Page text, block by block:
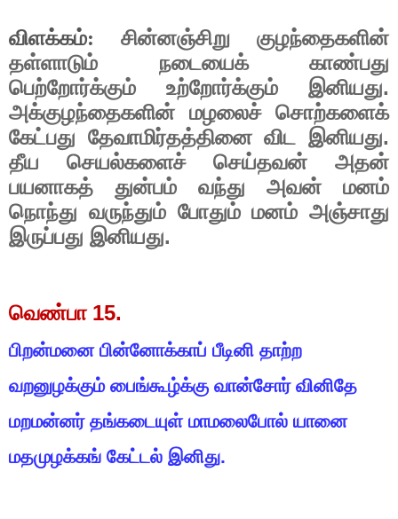
விளக்கம்: சின்னஞ்சிறு
குழந்தைகளின்
தள்ளாடும்
நடையைக்
காண்பது
பெற்றோர்க்கும்
உற்றோர்க்கும் இனியது.
அக்குழந்தைகளின் மழலைச் சொற்களைக்
கேட்பது தேவாமிர்தத்தினை விட இனியது.
தீய செயல்களைச் செய்தவன்
அதன்
பயனாகத்
துன்பம் வந்து அவன்
மனம்
நொந்து வருந்தும் போதும் மனம் அஞ்சாது
இருப்பது இனியது.
வெண்பா 15.
பிறன்மனை பின்னோக்காப் பீடினி தாற்ற
வறனுழக்கும் பைங்கூழ்க்கு வான்சோர் வினிதே
மறமன்னர் தங்கடையுள் மாமலைபோல் யானை
மதமுழக்கங் கேட்டல் இனிது.